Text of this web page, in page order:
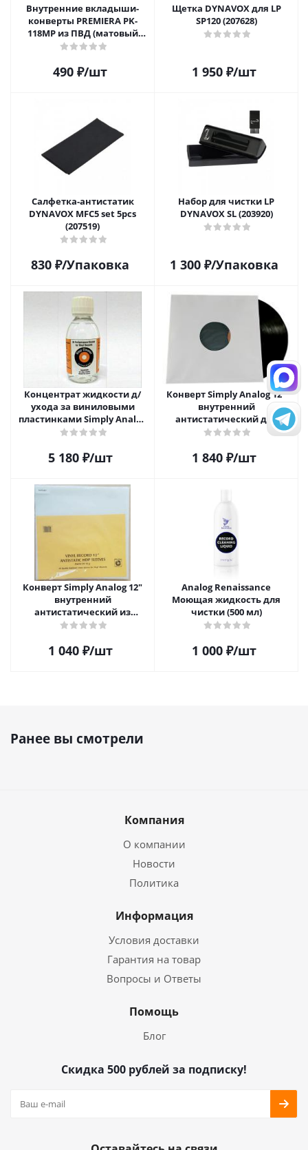
Внутренние вкладыши-
конверты PREMIERA PK-
118MP из ПВД (матовый
пластик) для 12" виниловых
490 ₽/шт
Щетка DYNAVOX для LP
SP120 (207628)
1 950₽/шт
Салфетка-aнтистатик
DYNAVOX MFC5 set 5pcs
(207519)
830 ₽/Упаковка
Набор для чистки LP
DYNAVOX SL (203920)
1 300₽/Упаковка
Концентрат жидкости д/
ухода за виниловыми
пластинками Simply Analog
200мл
5 180₽/шт
Конверт Simply Analog 12"
внутренний
антистатический для
пластинок (25шт)
1 840₽/шт
Конверт Simply Analog 12"
внутренний
антистатический из
полиэтилена для пластинок
1 040₽/шт
Analog Renaissance
Моющая жидкость для
чистки (500 мл)
1 000₽/шт
Ранее вы смотрели
Компания
О компании
Новости
Политика
Информация
Условия доставки
Гарантия на товар
Вопросы и Ответы
Помощь
Блог
Скидка 500 рублей за подписку!